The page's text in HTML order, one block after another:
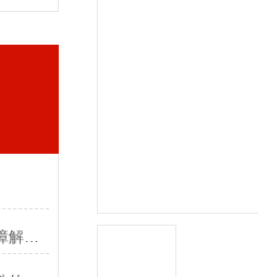
简述三叶气冷罗茨真空泵常见故障解决方法